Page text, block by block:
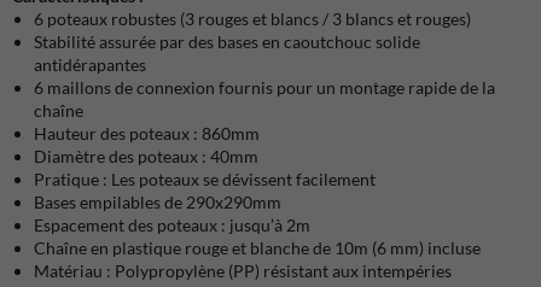
6 poteaux robustes (3 rouges et blancs / 3 blancs et rouges)
Stabilité assurée par des bases en caoutchouc solide
antidérapantes
6 maillons de connexion fournis pour un montage rapide de la
chaîne
Hauteur des poteaux : 860mm
Diamètre des poteaux : 40mm
Pratique : Les poteaux se dévissent facilement
Bases empilables de 290x290mm
Espacement des poteaux : jusqu’à 2m
Chaîne en plastique rouge et blanche de 10m (6 mm) incluse
Matériau : Polypropylène (PP) résistant aux intempéries